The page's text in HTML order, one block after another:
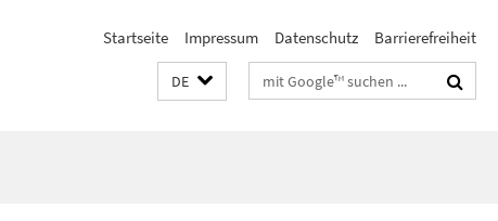
Startseite Impressum Datenschutz Barrierefreiheit
DE Suchbegriffe